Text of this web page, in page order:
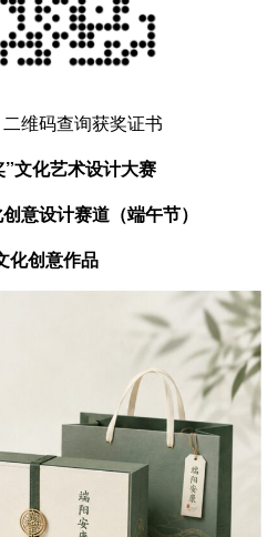
维码查询获奖证书
文化艺术设计大赛
意设计赛道（端午节）
化创意作品